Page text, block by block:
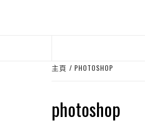
主頁 PHOTOSHOP
photoshop